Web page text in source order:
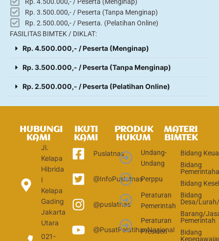
Rp. 3.500.000,- / Peserta (Tanpa Menginap)
Rp. 2.500.000,- / Peserta. (Pelatihan Online)
FASILITAS BIMTEK / DIKLAT:
Rp. 4.500.000,- / Peserta (Menginap)
Rp. 3.500.000,- / Peserta (Tanpa Menginap)
Rp. 2.500.000,- / Peserta (Pelatihan Online)
HUBUNGI
KAMI
Jl.
Kelapa
Hibrida
I
Kelapa
Gading
Jakarta
Utara
021-
IKUTI
KAMI
Puslatnas
@InfoPuslatnas
@puslatnas
@PusatPelatihanNasional
PRODUK
HUKUM
Undang-
Undang
Perppu
Peraturan
Pemerintah
Peraturan
Presiden
MATERI
BIMTEK
Bidang
Bidang
Bidang
Bidang
Desa/
Barang/
Pemerintah
Bidang